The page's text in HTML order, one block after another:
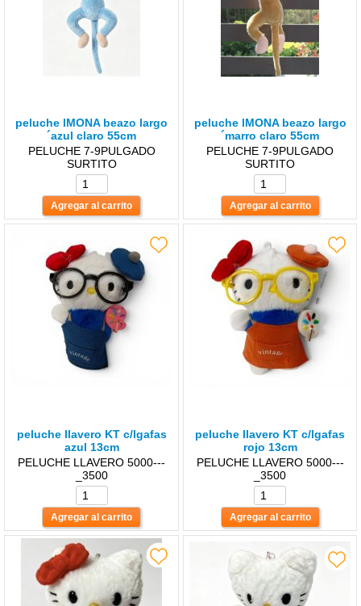
peluche lMONA beazo largo
´azul claro 55cm
PELUCHE 7-9PULGADO
SURTITO
peluche lMONA beazo largo
´marro claro 55cm
PELUCHE 7-9PULGADO
SURTITO
peluche llavero KT c/lgafas
azul 13cm
PELUCHE LLAVERO 5000---
_3500
peluche llavero KT c/lgafas
rojo 13cm
PELUCHE LLAVERO 5000---
_3500